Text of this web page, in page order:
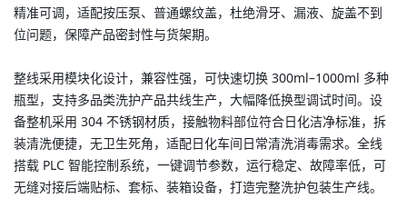
精准可调，适配按压泵、普通螺纹盖，杜绝滑牙、漏液、旋盖不到
位问题，保障产品密封性与货架期。
整线采用模块化设计，兼容性强，可快速切换 300ml–1000ml 多种
瓶型，支持多品类洗护产品共线生产，大幅降低换型调试时间。设
备整机采用 304 不锈钢材质，接触物料部位符合日化洁净标准，拆
装清洗便捷，无卫生死角，适配日化车间日常清洗消毒需求。全线
搭载 PLC 智能控制系统，一键调节参数，运行稳定、故障率低，可
无缝对接后端贴标、套标、装箱设备，打造完整洗护包装生产线。